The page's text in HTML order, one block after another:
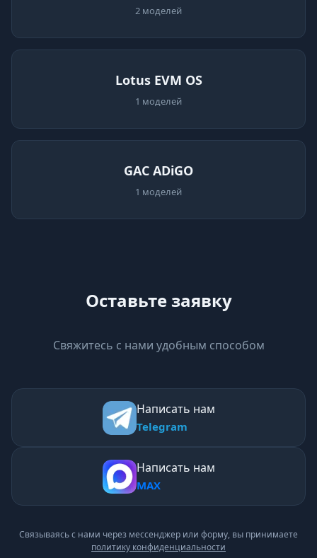
2 моделей
Lotus EVM OS
1 моделей
GAC ADiGO
1 моделей
Оставьте заявку
Свяжитесь с нами удобным способом
Написать нам
Telegram
Написать нам
MAX
Связываясь с нами через мессенджер или форму, вы принимаете
политику конфиденциальности